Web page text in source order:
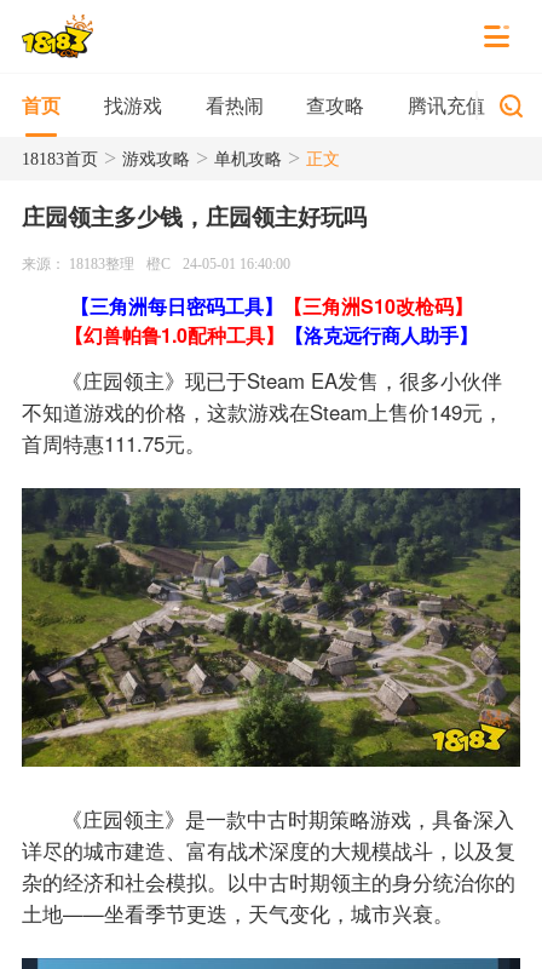
首页 找游戏 看热闹 查攻略 腾讯充值
18183首页> 游戏攻略 > 单机攻略 > 正文
庄园领主多少钱，庄园领主好玩吗
来源： 18183整理 橙C 24-05-01 16:40:00
【三角洲每日密码工具】
【三角洲S10改枪码】
【幻兽帕鲁1.0配种工具】
【洛克远行商人助手】
《庄园领主》现已于Steam EA发售，很多小伙伴
不知道游戏的价格，这款游戏在Steam上售价149元，
首周特惠111.75元。
《庄园领主》是一款中古时期策略游戏，具备深入
详尽的城市建造、富有战术深度的大规模战斗，以及复
杂的经济和社会模拟。以中古时期领主的身分统治你的
土地——坐看季节更迭，天气变化，城市兴衰。